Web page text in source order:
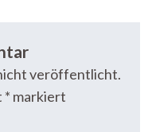
veröffentlicht.
* markiert